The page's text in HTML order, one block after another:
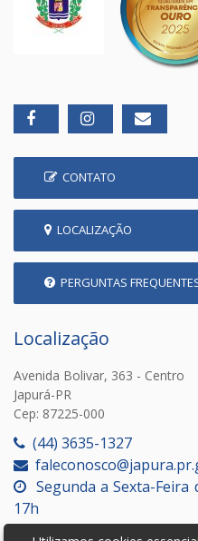
CONTATO
LOCALIZAÇÃO
PERGUNTAS
Localização
Avenida Bolivar, 363 - Centro
Japurá-PR
Cep: 87225-000
(44) 3635-1327
Segunda a Sexta-
17h